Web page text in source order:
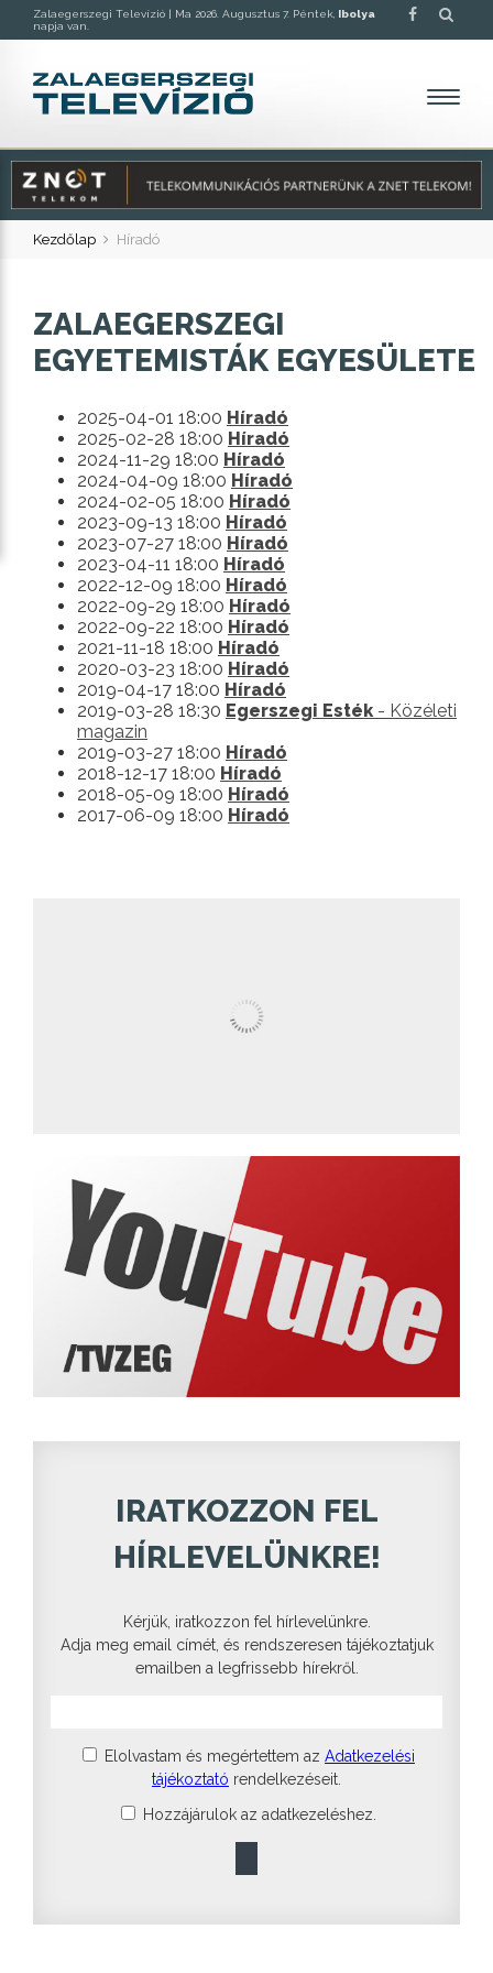
Zalaegerszegi Televízió | Ma 2026. Augusztus 7. Péntek, Ibolya
napja van.
Kezdőlap Híradó
ZALAEGERSZEGI
EGYETEMISTÁK EGYESÜLETE
2025-04-01 18:00 Híradó
2025-02-28 18:00 Híradó
2024-11-29 18:00 Híradó
2024-04-09 18:00 Híradó
2024-02-05 18:00 Híradó
2023-09-13 18:00 Híradó
2023-07-27 18:00 Híradó
2023-04-11 18:00 Híradó
2022-12-09 18:00 Híradó
2022-09-29 18:00 Híradó
2022-09-22 18:00 Híradó
2021-11-18 18:00 Híradó
2020-03-23 18:00 Híradó
2019-04-17 18:00 Híradó
2019-03-28 18:30 Egerszegi Esték- Közéleti
magazin
2019-03-27 18:00 Híradó
2018-12-17 18:00 Híradó
2018-05-09 18:00 Híradó
2017-06-09 18:00 Híradó
IRATKOZZON FEL
HÍRLEVELÜNKRE!
Kérjük, iratkozzon fel hírlevelünkre.
Adja meg email címét, és rendszeresen tájékoztatjuk
emailben a legfrissebb hírekről.
Elolvastam és megértettem az Adatkezelési
tájékoztató rendelkezéseit.
Hozzájárulok az adatkezeléshez.